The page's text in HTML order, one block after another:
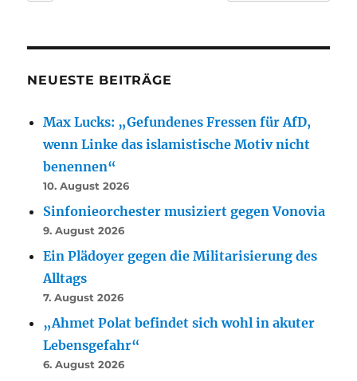
NEUESTE BEITRÄGE
Max Lucks: „Gefundenes Fressen für AfD,
wenn Linke das islamistische Motiv nicht
benennen“
10. August 2026
Sinfonieorchester musiziert gegen Vonovia
9. August 2026
Ein Plädoyer gegen die Militarisierung des
Alltags
7. August 2026
„Ahmet Polat befindet sich wohl in akuter
Lebensgefahr“
6. August 2026